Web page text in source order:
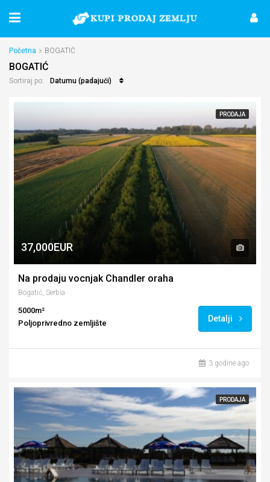
Početna BOGATIĆ
BOGATIĆ
Sortiraj po: Datumu (padajući)
PRODAJA
37,000EUR
Na prodaju vocnjak Chandler oraha
Bogatić, Serbia
5000m²
Poljoprivredno zemljište
Detalji
3 godine ago
PRODAJA